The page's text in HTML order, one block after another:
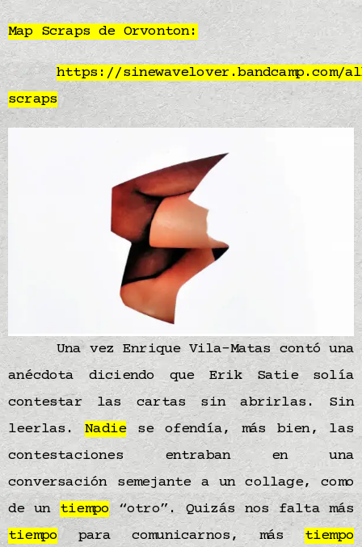
Map Scraps de Orvonton:
https://sinewavelover.bandcamp.com/
scraps
Una vez Enrique Vila-Matas contó una
anécdota diciendo que Erik Satie solía
contestar las cartas sin abrirlas. Sin
leerlas.Nadiese ofendía, más bien, las
contestaciones entraban en una
conversación semejante a un collage, como
de un tiempo“otro”. Quizás nos falta más
tiempopara comunicarnos, mástiempo